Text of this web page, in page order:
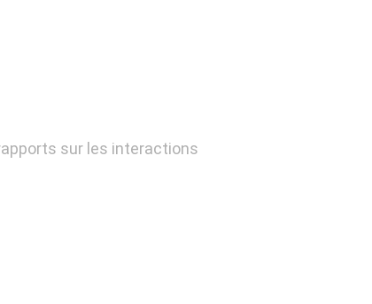
sur les interactions